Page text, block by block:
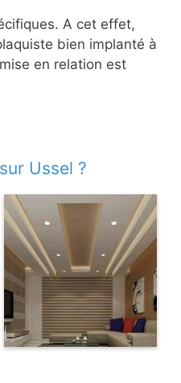
A cet effet,
bien implanté à
en relation est
Ussel ?